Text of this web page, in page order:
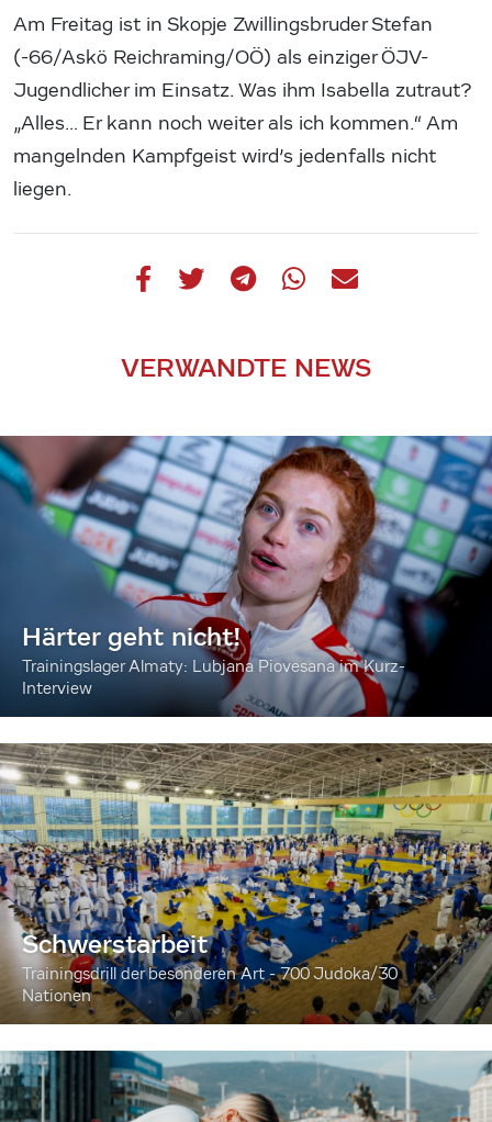
Am Freitag ist in Skopje Zwillingsbruder Stefan
(-66/Askö Reichraming/OÖ) als einziger ÖJV-
Jugendlicher im Einsatz. Was ihm Isabella zutraut?
„Alles… Er kann noch weiter als ich kommen.“ Am
mangelnden Kampfgeist wird’s jedenfalls nicht
liegen.
VERWANDTE NEWS
Härter geht nicht!
Trainingslager Almaty: Lubjana Piovesana im Kurz-
Interview
Schwerstarbeit
Trainingsdrill der besonderen Art - 700 Judoka/30
Nationen